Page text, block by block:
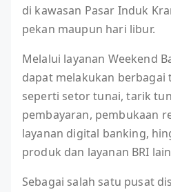
di kawasan Pasar Induk
pekan maupun hari libur.
Melalui layanan Weekend
dapat melakukan berbagai
seperti setor tunai, tarik
pembayaran, pembukaan
layanan digital banking,
produk dan layanan BRI
Sebagai salah satu pusat